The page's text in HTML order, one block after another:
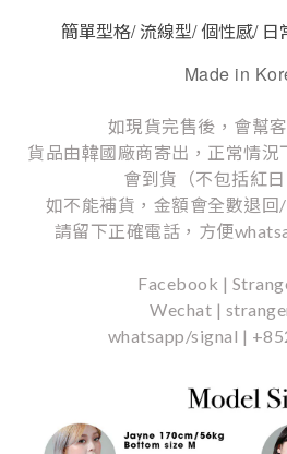
簡單型格/ 流線型/個性感/ 日
Made in
如現貨完售後，會幫
貨品由韓國廠商寄出，正常情
會到貨（不包括紅日
如不能補貨，金額會全數退
請留下正確電話，方便
Facebook |
Wechat |
whatsapp/signal |